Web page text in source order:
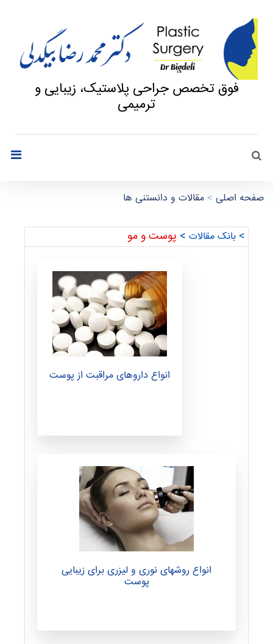
فوق تخصص جراحی پلاستیک، زیبایی و
ترمیمی
جستجو
صفحه اصلی > مقالات و دانستنی ها
م
> بانک مقالات > پوست و مو
انواع داروهای مراقبت از پوست
انواع روشهای نوری و لیزری برای زیبایی
پوست